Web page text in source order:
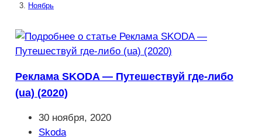
Ноябрь
Реклама SKODA — Путешествуй где-либо
(ua) (2020)
Запись
опубликована:
30 ноября, 2020
Рубрика
Skoda